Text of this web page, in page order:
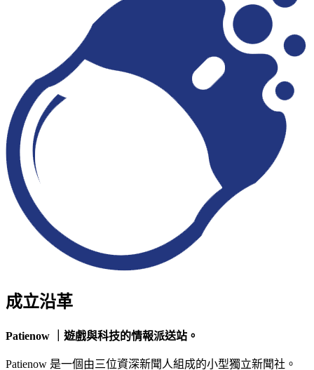
成立沿革
Patienow ｜遊戲與科技的情報派送站。
Patienow 是一個由三位資深新聞人組成的小型獨立新聞社。